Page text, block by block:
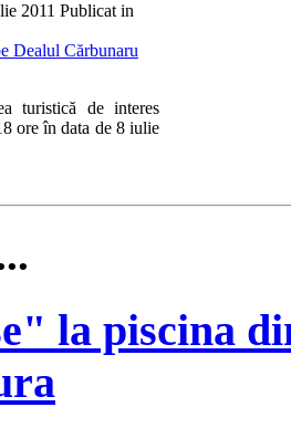
2011 Publicat in
turistică de interes
ore în data de 8 iulie
la piscina